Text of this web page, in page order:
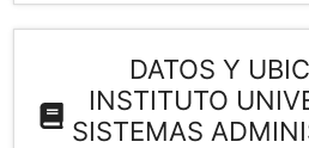
DATOS Y
INSTITUTO
SISTEMAS